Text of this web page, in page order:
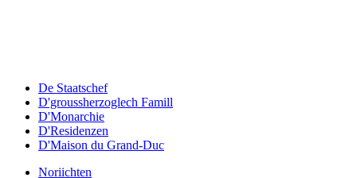
De Staatschef
D'groussherzoglech Famill
D'Monarchie
D'Residenzen
D'Maison du Grand-Duc
Noriichten